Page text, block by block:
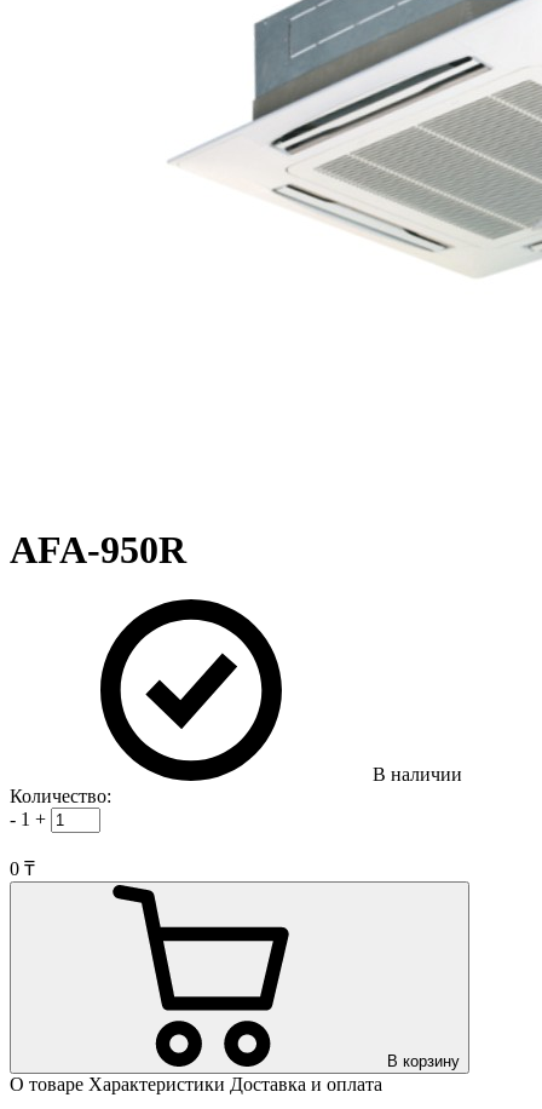
AFA-950R
В наличии
Количество:
- 1 +
0 ₸
В корзину
О товаре Характеристики Доставка и оплата